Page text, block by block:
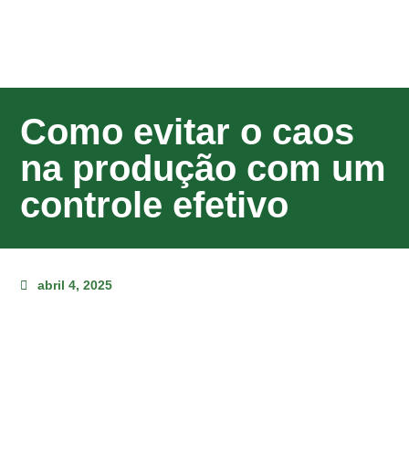
Como evitar o caos
na produção com um
controle efetivo
abril 4, 2025